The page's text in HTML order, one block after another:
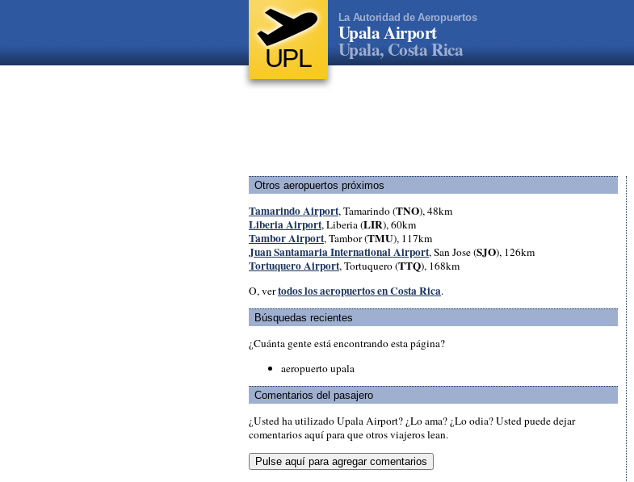
UPL
La Autoridad de Aeropuertos
Upala Airport
Upala, Costa Rica
Otros aeropuertos próximos
Tamarindo Airport, Tamarindo (TNO), 48km
Liberia Airport, Liberia (LIR), 60km
Tambor Airport, Tambor (TMU), 117km
Juan Santamaria International Airport, San Jose (SJO), 126km
Tortuquero Airport, Tortuquero (TTQ), 168km
O, vertodos los aeropuertos en Costa Rica.
Búsquedas recientes
¿Cuánta gente está encontrando esta página?
aeropuerto upala
Comentarios del pasajero
¿Usted ha utilizado Upala Airport? ¿Lo ama? ¿Lo odia? Usted puede dejar
comentarios aquí para que otros viajeros lean.